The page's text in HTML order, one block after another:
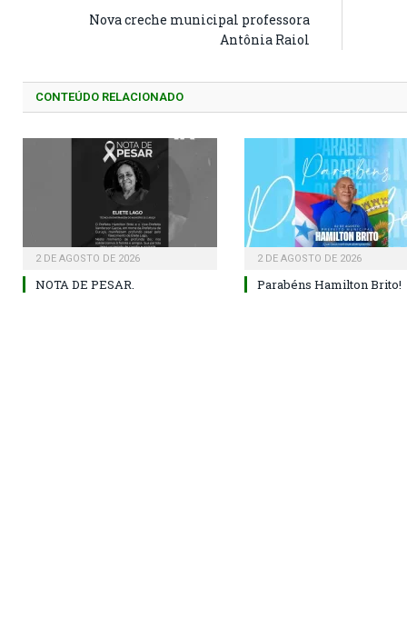
Nova creche municipal professora
Antônia Raiol
CONTEÚDO RELACIONADO
2 DE AGOSTO DE 2026
NOTA DE PESAR.
2 DE AGOSTO DE 2026
Parabéns Hamilton Brito!